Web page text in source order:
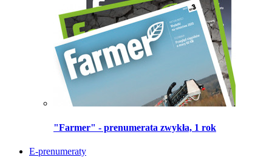
"Farmer" - prenumerata zwykła, 1 rok
E-prenumeraty